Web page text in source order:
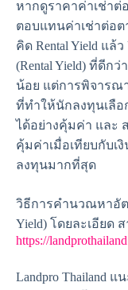
หากดูราคาค่าเช่าต่
ตอบแทนค่าเช่าต่อต
คิด Rental Yield แล้
(Rental Yield) ที่ดีก
น้อย แต่การพิจารณา
ที่ทำให้นักลงทุนเลือ
ได้อย่างคุ้มค่า และ
คุ้มค่าเมื่อเทียบกับเ
ลงทุนมากที่สุด
วิธีการคำนวณหาอัต
Yield) โดยละเอียด
https://
Landpro Thailand